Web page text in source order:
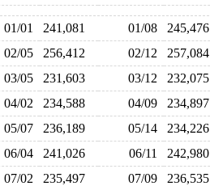
01/01 241,081 01/08
02/05 256,412 02/12
03/05 231,603 03/12
04/02 234,588 04/09
05/07 236,189 05/14
06/04 241,026 06/11
07/02 235,497 07/09